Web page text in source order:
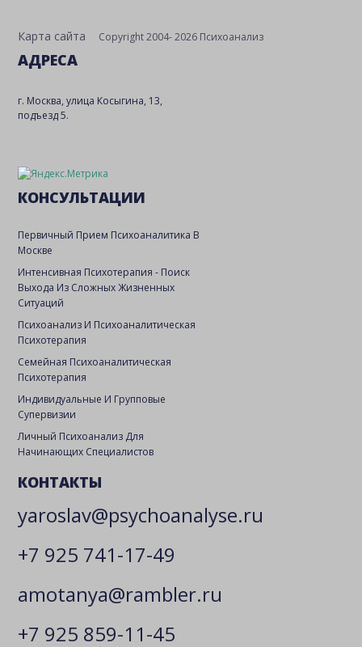
Карта сайта Copyright 2004- 2026 Психоанализ
АДРЕСА
г. Москва, улица Косыгина, 13,
подъезд 5.
КОНСУЛЬТАЦИИ
Первичный Прием Психоаналитика В
Москве
Интенсивная Психотерапия - Поиск
Выхода Из Сложных Жизненных
Ситуаций
Психоанализ И Психоаналитическая
Психотерапия
Семейная Психоаналитическая
Психотерапия
Индивидуальные И Групповые
Супервизии
Личный Психоанализ Для
Начинающих Специалистов
КОНТАКТЫ
yaroslav@psychoanalyse.ru
+7 925 741-17-49
amotanya@rambler.ru
+7 925 859-11-45